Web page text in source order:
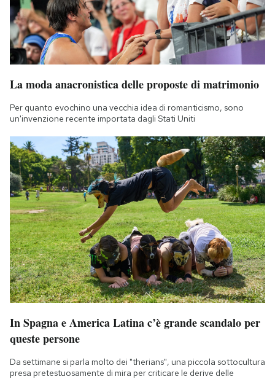
La moda anacronistica delle proposte di matrimonio
Per quanto evochino una vecchia idea di romanticismo, sono
un'invenzione recente importata dagli Stati Uniti
In Spagna e America Latina c’è grande scandalo per
queste persone
Da settimane si parla molto dei "therians", una piccola sottocultura
presa pretestuosamente di mira per criticare le derive delle